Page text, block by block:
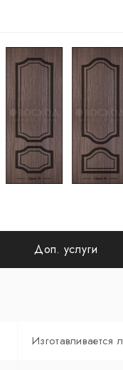
Доп. услуги
Изготавливается